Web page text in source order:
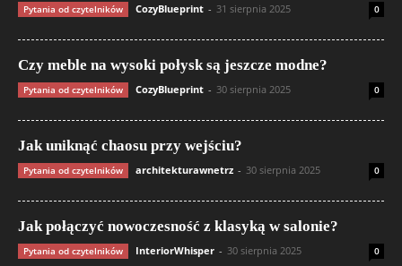
Pytania od czytelników CozyBlueprint - 31 sierpnia 2025 0
Czy meble na wysoki połysk są jeszcze modne?
Pytania od czytelników CozyBlueprint - 30 sierpnia 2025 0
Jak uniknąć chaosu przy wejściu?
Pytania od czytelników architekturawnetrz - 30 sierpnia 2025 0
Jak połączyć nowoczesność z klasyką w salonie?
Pytania od czytelników InteriorWhisper - 30 sierpnia 2025 0